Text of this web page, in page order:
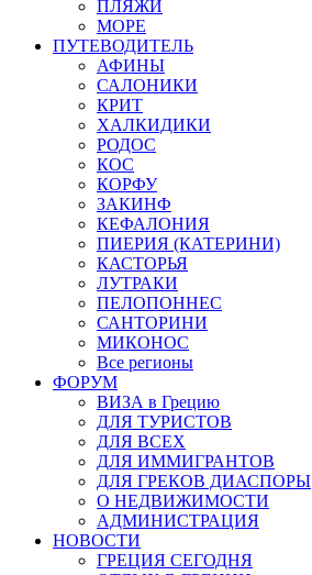
ПЛЯЖИ
МОРЕ
ПУТЕВОДИТЕЛЬ
АФИНЫ
САЛОНИКИ
КРИТ
ХАЛКИДИКИ
РОДОС
КОС
КОРФУ
ЗАКИНФ
КЕФАЛОНИЯ
ПИЕРИЯ (КАТЕРИНИ)
КАСТОРЬЯ
ЛУТРАКИ
ПЕЛОПОННЕС
САНТОРИНИ
МИКОНОС
Все регионы
ФОРУМ
ВИЗА в Грецию
ДЛЯ ТУРИСТОВ
ДЛЯ ВСЕХ
ДЛЯ ИММИГРАНТОВ
ДЛЯ ГРЕКОВ ДИАСПОРЫ
О НЕДВИЖИМОСТИ
АДМИНИСТРАЦИЯ
НОВОСТИ
ГРЕЦИЯ СЕГОДНЯ